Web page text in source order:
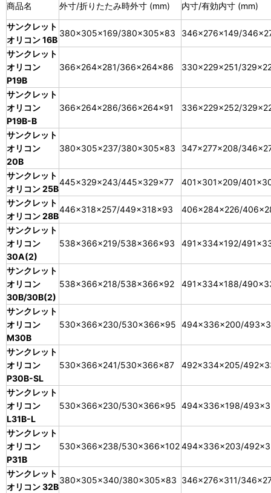
商品名 外寸/折りたたみ時外寸 (mm)
内寸/有効内寸 (mm)
サンクレット
オリコン 16B
380×305×169/380×305×83
346×276×149/
サンクレット
オリコン
P19B
366×264×281/366×264×86 330×229×251/
サンクレット
オリコン
P19B-B
366×264×286/366×264×91 336×229×252/
サンクレット
オリコン
20B
380×305×237/380×305×83 347×277×208/
サンクレット
オリコン 25B
445×329×243/445×329×77
401×301×209/
サンクレット
オリコン 28B
446×318×257/449×318×93
406×284×226/
サンクレット
オリコン
30A(2)
538×366×219/538×366×93 491×334×192/
サンクレット
オリコン
30B/30B(2)
538×366×218/538×366×92 491×334×188/
サンクレット
オリコン
M30B
530×366×230/530×366×95 494×336×200/
サンクレット
オリコン
P30B-SL
530×366×241/530×366×87 492×334×205/
サンクレット
オリコン
L31B-L
530×366×230/530×366×95 494×336×198/
サンクレット
オリコン
P31B
530×366×238/530×366×102494×336×203/
サンクレット
オリコン 32B
380×305×340/380×305×83 346×276×311/